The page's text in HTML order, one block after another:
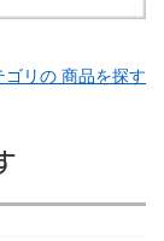
ゴリの 商品を探す